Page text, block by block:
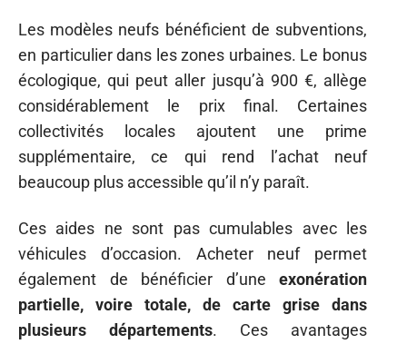
Les modèles neufs bénéficient de subventions,
en particulier dans les zones urbaines. Le bonus
écologique, qui peut aller jusqu’à 900 €, allège
considérablement le prix final. Certaines
collectivités locales ajoutent une prime
supplémentaire, ce qui rend l’achat neuf
beaucoup plus accessible qu’il n’y paraît.
Ces aides ne sont pas cumulables avec les
véhicules d’occasion. Acheter neuf permet
également de bénéficier d’une exonération
partielle, voire totale, de carte grise dans
plusieurs départements. Ces avantages